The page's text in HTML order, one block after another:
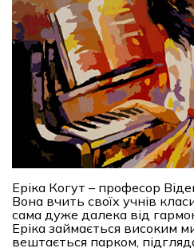
Еріка Когут – професор
Вона вчить своїх учнів
сама дуже далека від
Еріка займається високим
вештається парком,